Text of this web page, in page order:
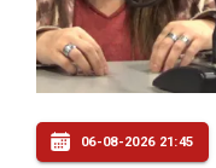
06-08-2026 21:45